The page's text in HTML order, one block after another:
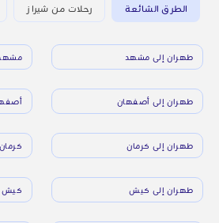
الطرق الشائعة رحلات من شيراز
طهران إلى مشهد
طهران إلى أصفهان
طهران إلى كرمان
طهران إلى كيش كيش